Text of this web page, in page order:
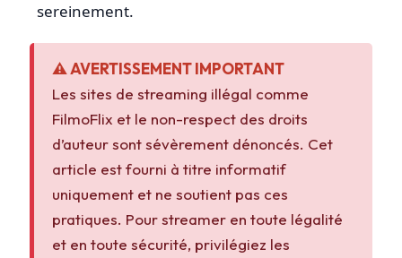
sereinement.
⚠️ AVERTISSEMENT IMPORTANT
Les sites de streaming illégal comme
FilmoFlix et le non-respect des droits
d’auteur sont sévèrement dénoncés. Cet
article est fourni à titre informatif
uniquement et ne soutient pas ces
pratiques. Pour streamer en toute légalité
et en toute sécurité, privilégiez les